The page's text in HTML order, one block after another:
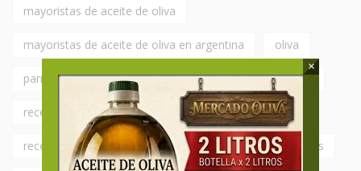
mayoristas de aceite de oliva
mayoristas de aceite de oliva en argentina oliva
parrilla receta receta ensaladas Recetas
recetas caseras Recetas con Aceite de Oliva
recetas faciles recetas italianas recetas rapidas
×